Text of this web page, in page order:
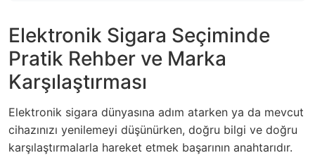
Elektronik Sigara Seçiminde
Pratik Rehber ve Marka
Karşılaştırması
Elektronik sigara dünyasına adım atarken ya da mevcut
cihazınızı yenilemeyi düşünürken, doğru bilgi ve doğru
karşılaştırmalarla hareket etmek başarının anahtarıdır.